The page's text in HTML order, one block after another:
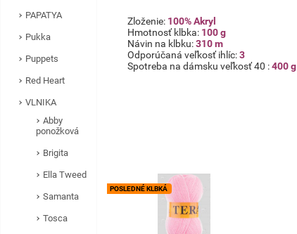
PAPATYA
Pukka
Puppets
Red Heart
VLNIKA
Abby
ponožková
Brigita
Ella Tweed
Samanta
Tosca
Zloženie: 100% Akryl
Hmotnosť klbka: 100 g
Návin na klbku: 310 m
Odporúčaná veľkosť ihlíc:3
Spotreba na dámsku veľkosť 40 : 400 g
POSLEDNÉ KLBKÁ